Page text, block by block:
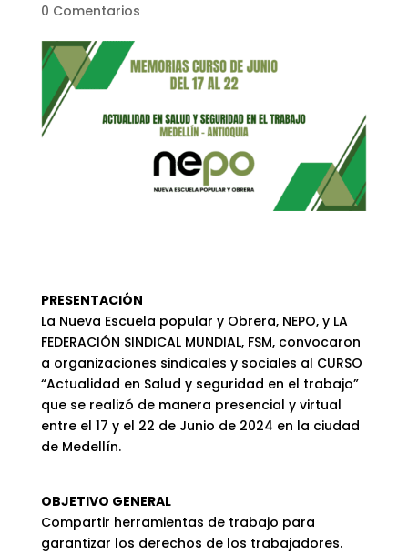
0 Comentarios
PRESENTACIÓN
La Nueva Escuela popular y Obrera, NEPO, y LA
FEDERACIÓN SINDICAL MUNDIAL, FSM, convocaron
a organizaciones sindicales y sociales al CURSO
“Actualidad en Salud y seguridad en el trabajo”
que se realizó de manera presencial y virtual
entre el 17 y el 22 de Junio de 2024 en la ciudad
de Medellín.
OBJETIVO GENERAL
Compartir herramientas de trabajo para
garantizar los derechos de los trabajadores.